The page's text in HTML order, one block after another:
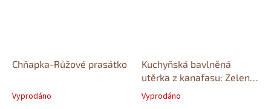
Chňapka-Růžové prasátko
Vyprodáno
Kuchyňská bavlněná
utěrka z kanafasu: Zelená
kostka
Vyprodáno